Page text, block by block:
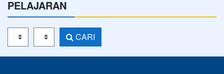
PELAJARAN
Tahun Pelajaran
Kelas CARI